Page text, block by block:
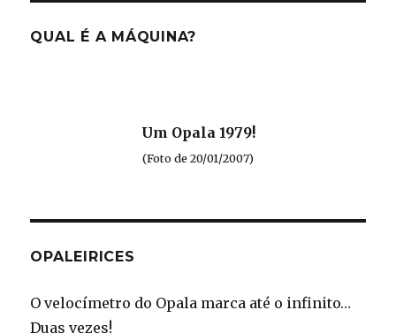
QUAL É A MÁQUINA?
Um Opala 1979!
(Foto de 20/01/2007)
OPALEIRICES
O velocímetro do Opala marca até o infinito…
Duas vezes!